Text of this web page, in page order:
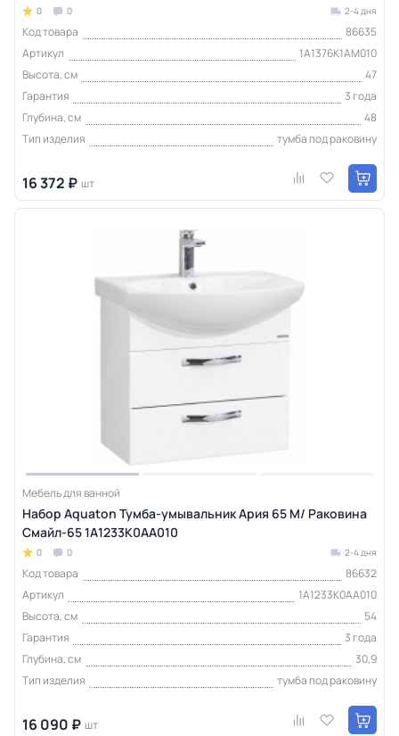
0 0 2-4 дня
Код товара
86635
Артикул
1A1376K1AM010
Высота, см
47
Гарантия
3 года
Глубина, см
48
Тип изделия
тумба под раковину
16 372 ₽ шт
Мебель для ванной
Набор Aquaton Тумба-умывальник Ария 65 М/ Раковина
Смайл-65 1A1233K0AA010
0 0 2-4 дня
Код товара
86632
Артикул
1A1233K0AA010
Высота, см
54
Гарантия
3 года
Глубина, см
30,9
Тип изделия
тумба под раковину
16 090 ₽ шт